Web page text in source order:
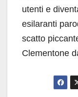
utenti e
esilaranti
scatto
Clementone